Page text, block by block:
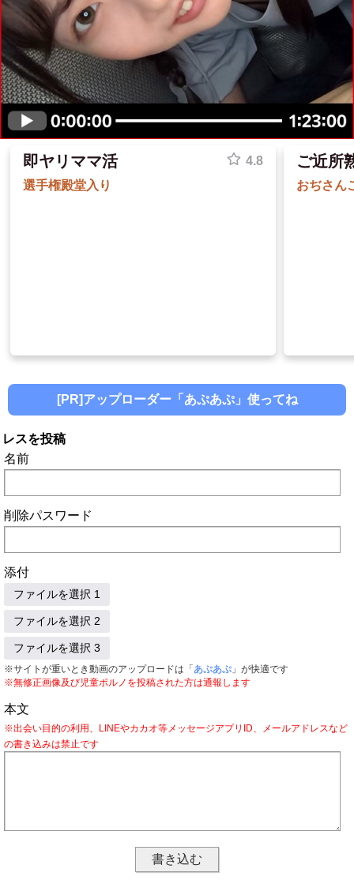
即ヤリママ活 ご近所
[PR]アップローダー「あぷあぷ」使ってね
レスを投稿
名前
削除パスワード
添付
ファイルを選択 1
ファイルを選択 2
ファイルを選択 3
※サイトが重いとき動画のアップロードは「 あぷあぷ 」が快適です
※無修正画像及び児童ポルノを投稿された方は通報します
本文
※出会い目的の利用、LINEやカカオ等メッセージアプリID、メールアドレスなど
の書き込みは禁止です